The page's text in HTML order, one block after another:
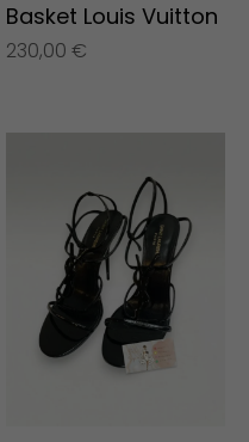
Basket Louis Vuitton
230,00 €